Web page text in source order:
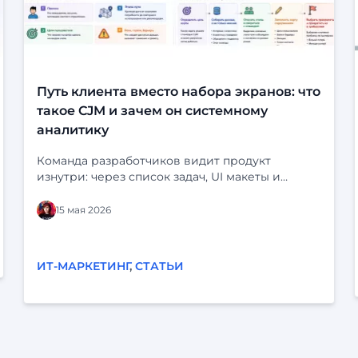
Путь клиента вместо набора экранов: что
такое CJM и зачем он системному
аналитику
Команда разработчиков видит продукт
изнутри: через список задач, UI макеты и
логично: кнопки на месте, статусы продуманы,
сценарий «срабатывает». Но у клиента перед
параллельных дел. Он может отвлечься,
Когда продукт строится «от экранов»,
15 мая 2026
ИТ-МАРКЕТИНГ,СТАТЬИ